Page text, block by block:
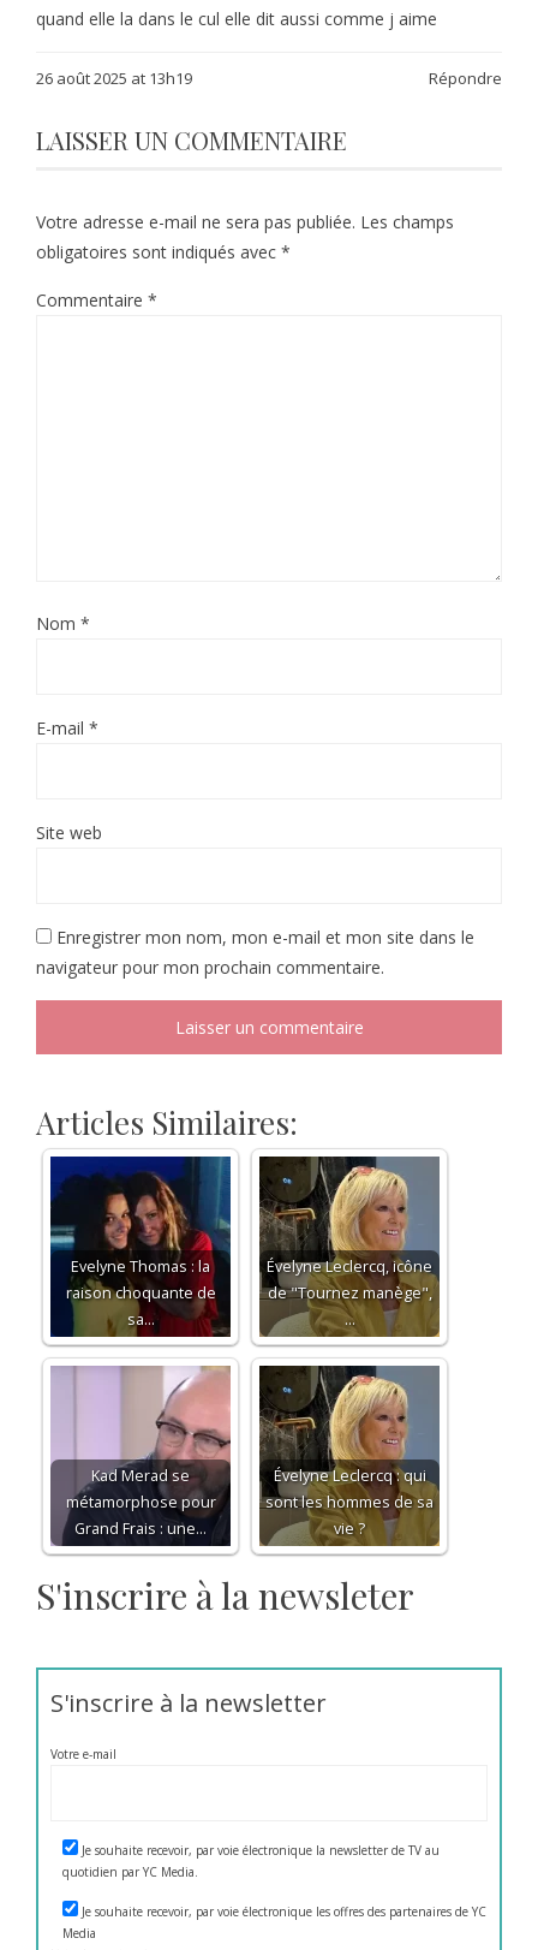
quand elle la dans le cul elle dit aussi comme j aime
26 août 2025 at 13h19 Répondre
LAISSER UN COMMENTAIRE
Votre adresse e-mail ne sera pas publiée. Les champs
obligatoires sont indiqués avec *
Commentaire *
Nom *
E-mail *
Site web
Enregistrer mon nom, mon e-mail et mon site dans le
navigateur pour mon prochain commentaire.
Articles Similaires:
Evelyne Thomas : la
raison choquante de
sa…
Évelyne Leclercq, icône
de "Tournez manège",
…
Kad Merad se
métamorphose pour
Grand Frais : une…
Évelyne Leclercq : qui
sont les hommes de sa
vie ?
S'inscrire à la newsleter
S'inscrire à la newsletter
Votre e-mail
Je souhaite recevoir, par voie électronique la newsletter de TV au
quotidien par YC Media.
Je souhaite recevoir, par voie électronique les offres des partenaires de YC
Media